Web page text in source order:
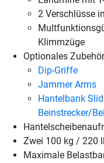
2 Verschlüsse
Klimmzüge
Optionales
Dip-Griffe
Jammer Arms
Hantelbank
Beinstrecker/
Zwei 100 kg / 220
Maximale